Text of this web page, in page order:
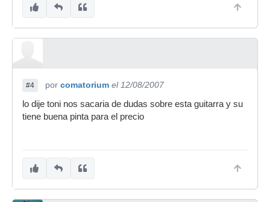
#4 por comatorium el 12/08/2007
lo dije toni nos sacaria de dudas sobre esta guitarra y su
tiene buena pinta para el precio